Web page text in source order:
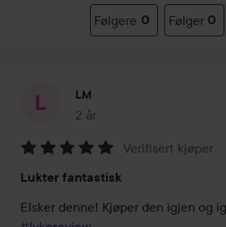
Følgere 0 Følger 0
LM
2 år
Innlegget ble opprettet 2 år
5
av
Verifisert kjøper
Lukter fantastisk